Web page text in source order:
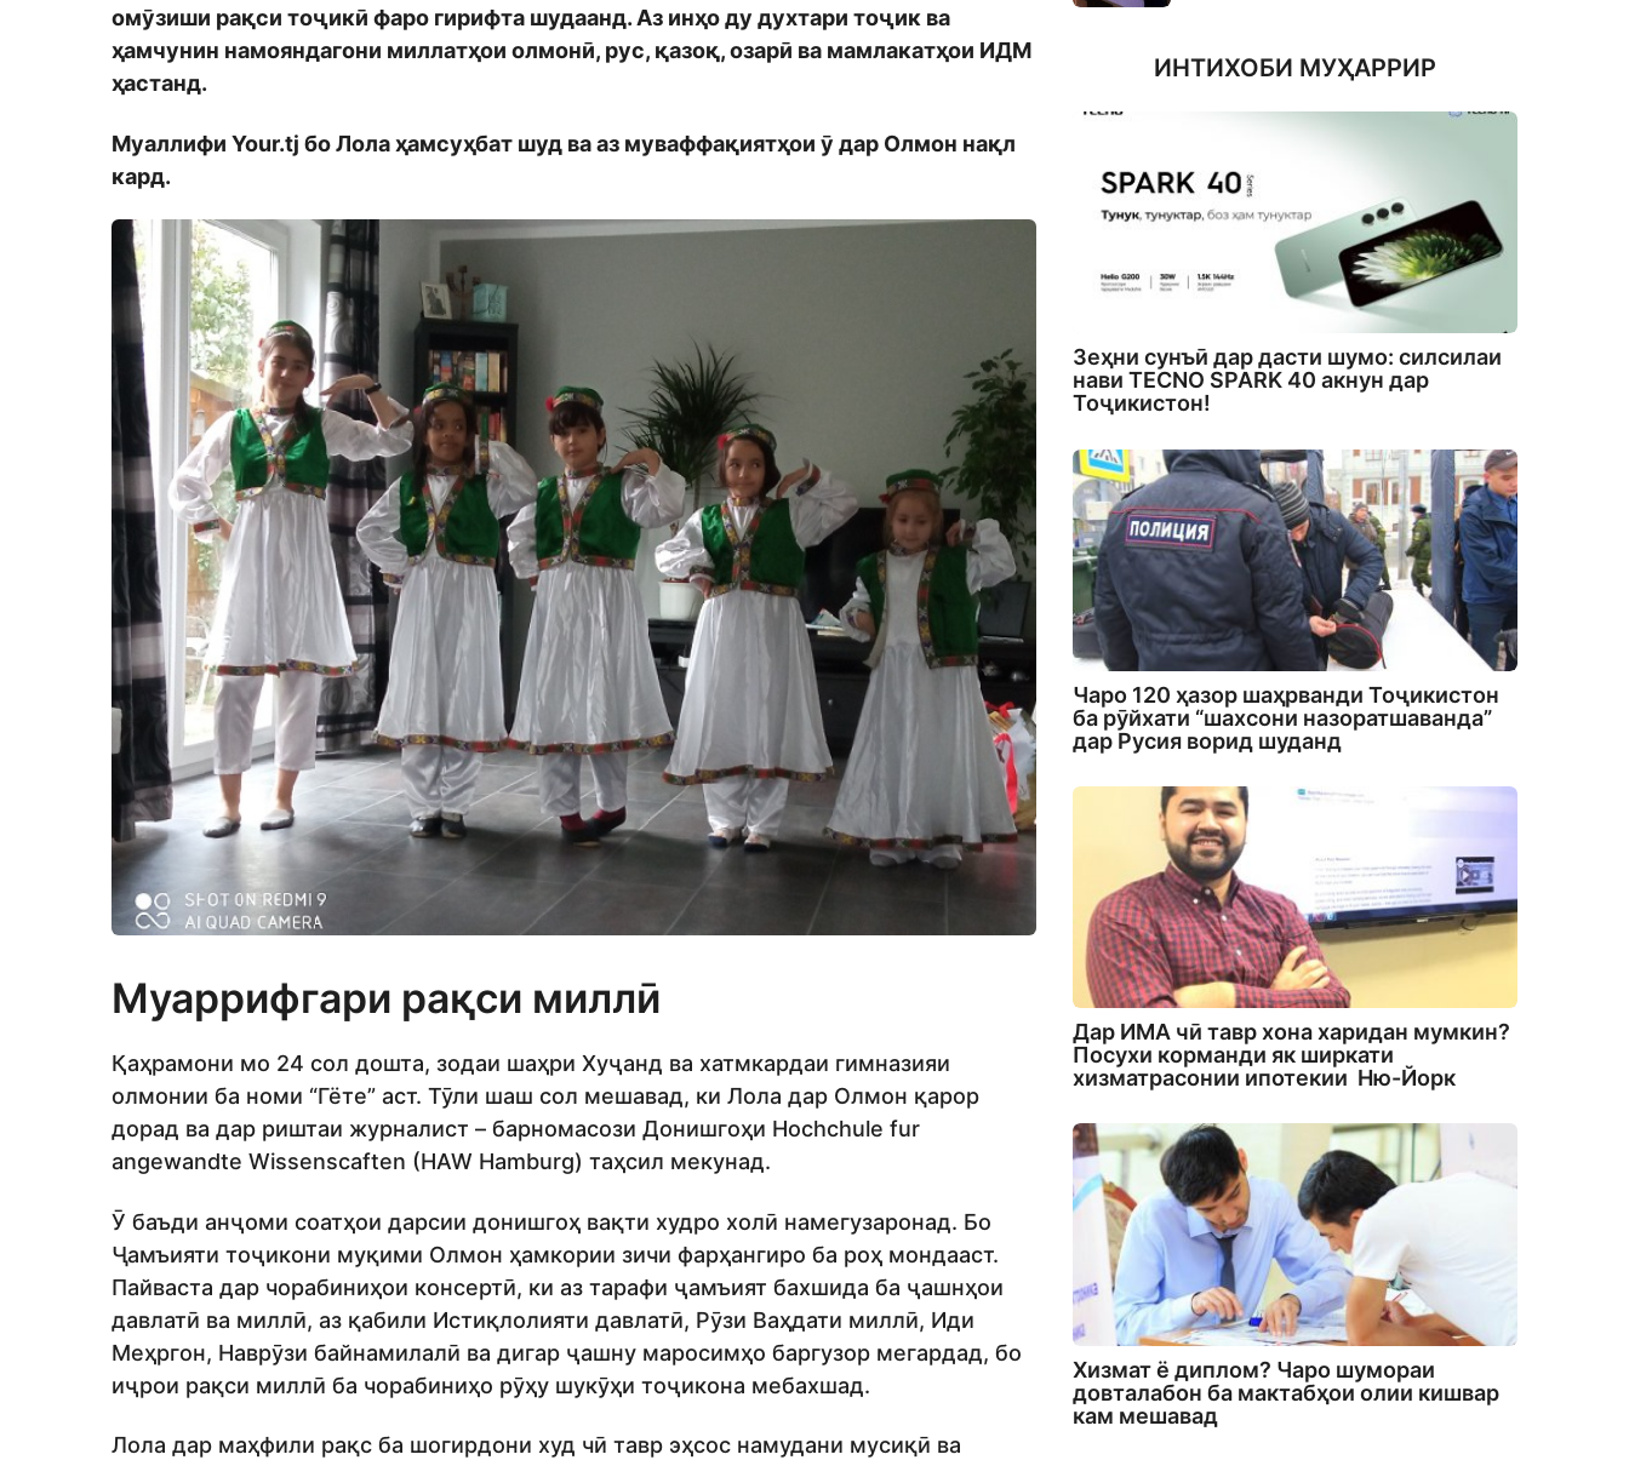
омӯзиши рақси тоҷикӣ фаро гирифта шудаанд. Аз инҳо ду духтари тоҷик ва
ҳамчунин намояндагони миллатҳои олмонӣ, рус, қазоқ, озарӣ ва мамлакатҳои ИДМ
ҳастанд.
Муаллифи Your.tj бо Лола ҳамсуҳбат шуд ва аз муваффақиятҳои ӯ дар Олмон нақл
кард.
Муаррифгари рақси миллӣ
Қаҳрамони мо 24 сол дошта, зодаи шаҳри Хуҷанд ва хатмкардаи гимназияи
олмонии ба номи “Гёте” аст. Тӯли шаш сол мешавад, ки Лола дар Олмон қарор
дорад ва дар риштаи журналист – барномасози Донишгоҳи Hochchule fur
angewandte Wissenscaften (HAW Hamburg) таҳсил мекунад.
Ӯ баъди анҷоми соатҳои дарсии донишгоҳ вақти худро холӣ намегузаронад. Бо
Ҷамъияти тоҷикони муқими Олмон ҳамкории зичи фарҳангиро ба роҳ мондааст.
Пайваста дар чорабиниҳои консертӣ, ки аз тарафи ҷамъият бахшида ба ҷашнҳои
давлатӣ ва миллӣ, аз қабили Истиқлолияти давлатӣ, Рӯзи Ваҳдати миллӣ, Иди
Меҳргон, Наврӯзи байнамилалӣ ва дигар ҷашну маросимҳо баргузор мегардад, бо
иҷрои рақси миллӣ ба чорабиниҳо рӯҳу шукӯҳи тоҷикона мебахшад.
Лола дар маҳфили рақс ба шогирдони худ чӣ тавр эҳсос намудани мусиқӣ ва
ИНТИХОБИ МУҲАРРИР
Зеҳни сунъӣ дар дасти шумо: силсилаи
нави TECNO SPARK 40 акнун дар
Тоҷикистон!
Чаро 120 ҳазор шаҳрванди Тоҷикистон
ба рӯйхати “шахсони назоратшаванда”
дар Русия ворид шуданд
Дар ИМА чӣ тавр хона харидан мумкин?
Посухи корманди як ширкати
хизматрасонии ипотекии Ню-Йорк
Хизмат ё диплом? Чаро шумораи
довталабон ба мактабҳои олии кишвар
кам мешавад